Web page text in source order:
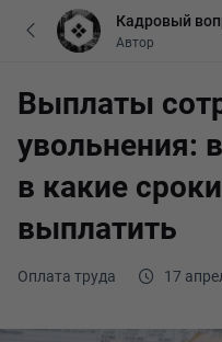
Оплата труда 17
Выплаты
увольнения:
в какие
выплатить
Кадровый
Автор